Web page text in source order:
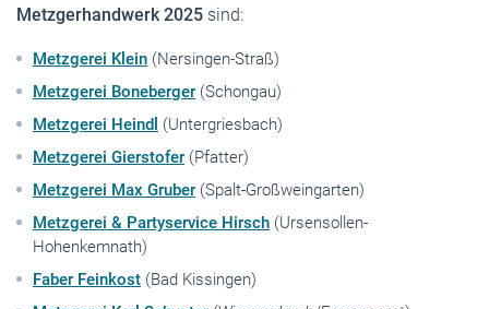
Metzgerhandwerk 2025 sind:
Metzgerei Klein (Nersingen-Straß)
Metzgerei Boneberger (Schongau)
Metzgerei Heindl (Untergriesbach)
Metzgerei Gierstofer (Pfatter)
Metzgerei Max Gruber (Spalt-Großweingarten)
Metzgerei & Partyservice Hirsch (Ursensollen-
Hohenkemnath)
Faber Feinkost (Bad Kissingen)